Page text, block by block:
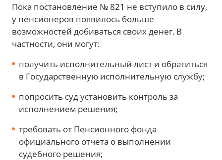
Пока постановление № 821 не вступило в силу,
у пенсионеров появилось больше
возможностей добиваться своих денег. В
частности, они могут:
получить исполнительный лист и обратиться
в Государственную исполнительную службу;
попросить суд установить контроль за
исполнением решения;
требовать от Пенсионного фонда
официального отчета о выполнении
судебного решения;